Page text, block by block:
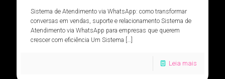
Sistema de Atendimento via WhatsApp: como transformar
conversas em vendas, suporte e relacionamento Sistema de
Atendimento via WhatsApp para empresas que querem
crescer com eficiência Um Sistema […]
Leia mais